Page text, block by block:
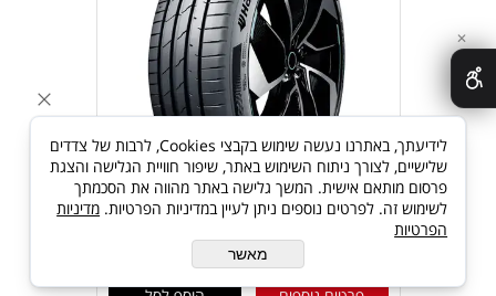
✕
לידיעתך, באתרנו נעשה שימוש בקבצי Cookies, לרבות של צדדים
שלישיים, לצורך ניתוח השימוש באתר, שיפור חוויית הגלישה והצגת
פרסום מותאם אישית. המשך גלישה באתר מהווה את הסכמתך
לשימוש זה. לפרטים נוספים ניתן לעיין במדיניות הפרטיות. מדיניות
הפרטיות
מאשר